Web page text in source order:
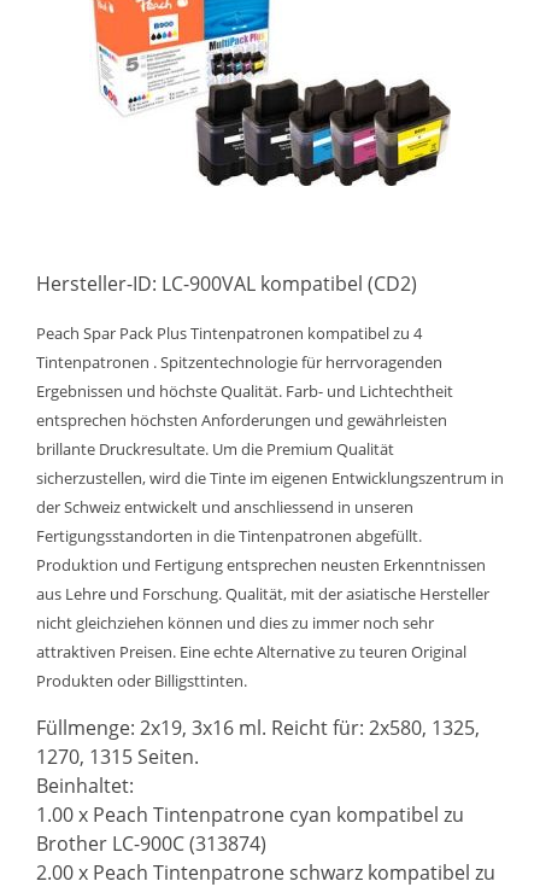
Hersteller-ID: LC-900VAL kompatibel (CD2)
Peach Spar Pack Plus Tintenpatronen kompatibel zu 4
Tintenpatronen . Spitzentechnologie für herrvoragenden
Ergebnissen und höchste Qualität. Farb- und Lichtechtheit
entsprechen höchsten Anforderungen und gewährleisten
brillante Druckresultate. Um die Premium Qualität
sicherzustellen, wird die Tinte im eigenen Entwicklungszentrum in
der Schweiz entwickelt und anschliessend in unseren
Fertigungsstandorten in die Tintenpatronen abgefüllt.
Produktion und Fertigung entsprechen neusten Erkenntnissen
aus Lehre und Forschung. Qualität, mit der asiatische Hersteller
nicht gleichziehen können und dies zu immer noch sehr
attraktiven Preisen. Eine echte Alternative zu teuren Original
Produkten oder Billigsttinten.
Füllmenge: 2x19, 3x16 ml. Reicht für: 2x580, 1325,
1270, 1315 Seiten.
Beinhaltet:
1.00 x Peach Tintenpatrone cyan kompatibel zu
Brother LC-900C (313874)
2.00 x Peach Tintenpatrone schwarz kompatibel zu